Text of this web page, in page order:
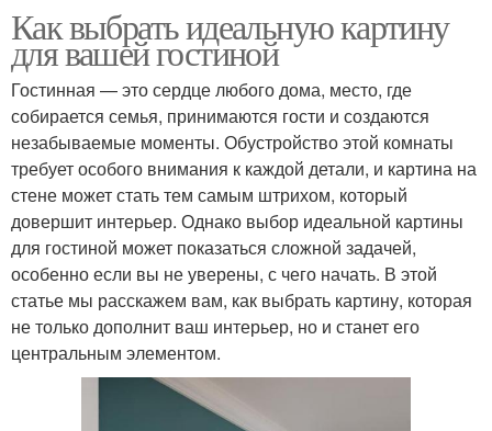
Как выбрать идеальную картину
для вашей гостиной
Гостинная — это сердце любого дома, место, где
собирается семья, принимаются гости и создаются
незабываемые моменты. Обустройство этой комнаты
требует особого внимания к каждой детали, и картина на
стене может стать тем самым штрихом, который
довершит интерьер. Однако выбор идеальной картины
для гостиной может показаться сложной задачей,
особенно если вы не уверены, с чего начать. В этой
статье мы расскажем вам, как выбрать картину, которая
не только дополнит ваш интерьер, но и станет его
центральным элементом.